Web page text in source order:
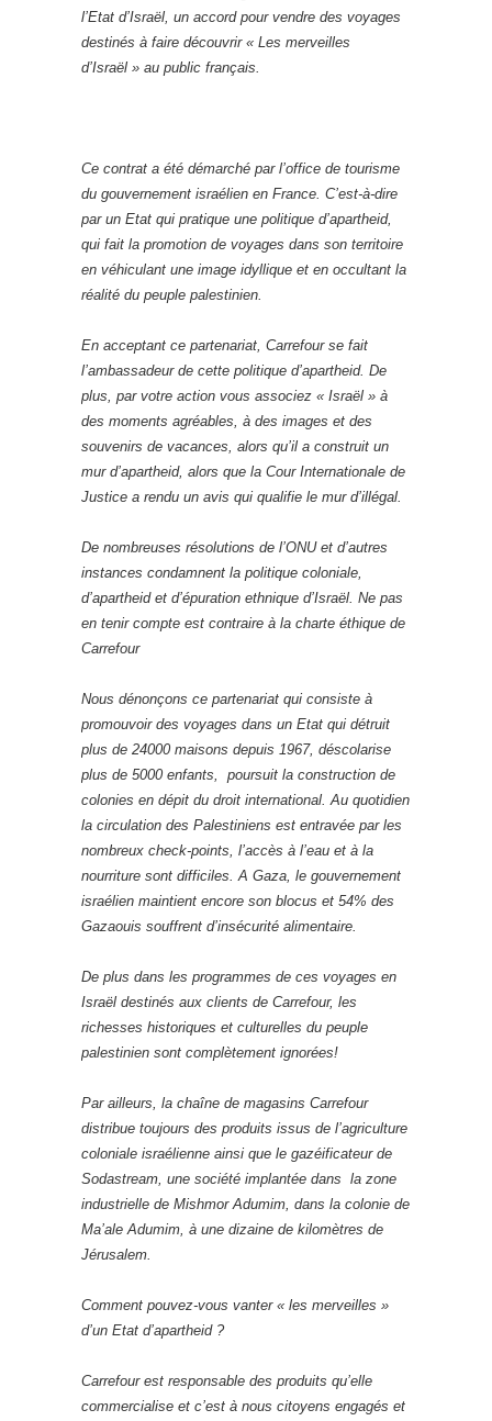
l’Etat d’Israël, un accord pour vendre des voyages
destinés à faire découvrir « Les merveilles
d’Israël » au public français.
Ce contrat a été démarché par l’office de tourisme
du gouvernement israélien en France. C’est-à-dire
par un Etat qui pratique une politique d’apartheid,
qui fait la promotion de voyages dans son territoire
en véhiculant une image idyllique et en occultant la
réalité du peuple palestinien.
En acceptant ce partenariat, Carrefour se fait
l’ambassadeur de cette politique d’apartheid. De
plus, par votre action vous associez « Israël » à
des moments agréables, à des images et des
souvenirs de vacances, alors qu’il a construit un
mur d’apartheid, alors que la Cour Internationale de
Justice a rendu un avis qui qualifie le mur d’illégal.
De nombreuses résolutions de l’ONU et d’autres
instances condamnent la politique coloniale,
d’apartheid et d’épuration ethnique d’Israël. Ne pas
en tenir compte est contraire à la charte éthique de
Carrefour
Nous dénonçons ce partenariat qui consiste à
promouvoir des voyages dans un Etat qui détruit
plus de 24000 maisons depuis 1967, déscolarise
plus de 5000 enfants, poursuit la construction de
colonies en dépit du droit international. Au quotidien
la circulation des Palestiniens est entravée par les
nombreux check-points, l’accès à l’eau et à la
nourriture sont difficiles. A Gaza, le gouvernement
israélien maintient encore son blocus et 54% des
Gazaouis souffrent d’insécurité alimentaire.
De plus dans les programmes de ces voyages en
Israël destinés aux clients de Carrefour, les
richesses historiques et culturelles du peuple
palestinien sont complètement ignorées!
Par ailleurs, la chaîne de magasins Carrefour
distribue toujours des produits issus de l’agriculture
coloniale israélienne ainsi que le gazéificateur de
Sodastream, une société implantée dans la zone
industrielle de Mishmor Adumim, dans la colonie de
Ma’ale Adumim, à une dizaine de kilomètres de
Jérusalem.
Comment pouvez-vous vanter « les merveilles »
d’un Etat d’apartheid ?
Carrefour est responsable des produits qu’elle
commercialise et c’est à nous citoyens engagés et